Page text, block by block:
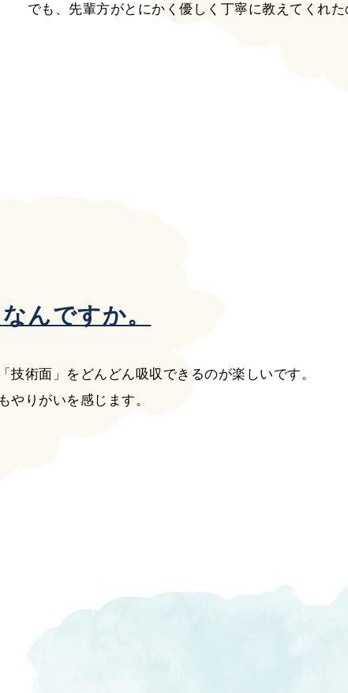
でも、先輩方がとにかく優しく丁寧に教えてくれ
なんですか。
術面」をどんどん吸収できるのが楽しいです。
やりがいを感じます。